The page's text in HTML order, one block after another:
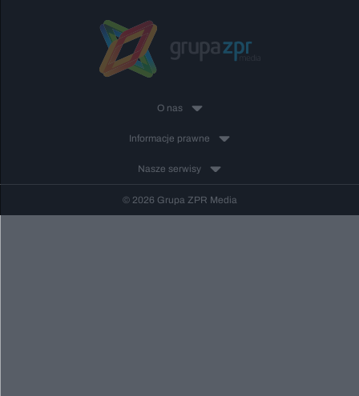
O nas
Informacje prawne
Nasze serwisy
© 2026 Grupa ZPR Media